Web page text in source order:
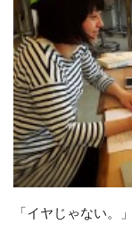
「イヤじゃない。」